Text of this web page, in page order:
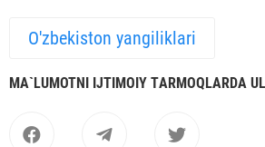
O'zbekiston yangiliklari
MА`LUMOTNI IJTIMOIY TАRMOQLАRDА